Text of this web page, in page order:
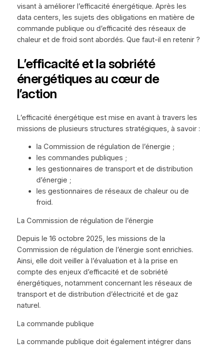
visant à améliorer l’efficacité énergétique. Après les
data centers, les sujets des obligations en matière de
commande publique ou d’efficacité des réseaux de
chaleur et de froid sont abordés. Que faut-il en retenir ?
L’efficacité et la sobriété
énergétiques au cœur de
l’action
L’efficacité énergétique est mise en avant à travers les
missions de plusieurs structures stratégiques, à savoir :
la Commission de régulation de l’énergie ;
les commandes publiques ;
les gestionnaires de transport et de distribution
d’énergie ;
les gestionnaires de réseaux de chaleur ou de
froid.
La Commission de régulation de l’énergie
Depuis le 16 octobre 2025, les missions de la
Commission de régulation de l’énergie sont enrichies.
Ainsi, elle doit veiller à l’évaluation et à la prise en
compte des enjeux d’efficacité et de sobriété
énergétiques, notamment concernant les réseaux de
transport et de distribution d’électricité et de gaz
naturel.
La commande publique
La commande publique doit également intégrer dans